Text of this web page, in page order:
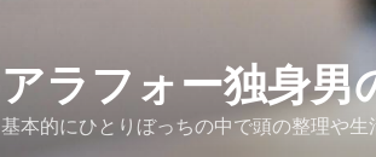
アラフォー独身男
基本的にひとりぼっちの中で頭の整理や